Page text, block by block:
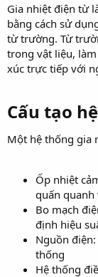
Gia nhiệt điện từ
bằng cách sử
từ trường. Từ
trong vật liệu,
xúc trực tiếp với
Cấu tạo
Một hệ thống gia
Ốp nhiệt
quấn quanh
Bo mạch
định hiệu
Nguồn
thống
Hệ thống